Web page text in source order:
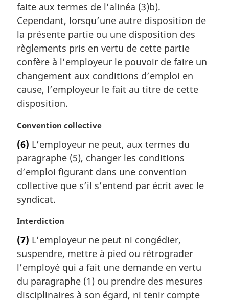
i
n
a
e
:
faite aux termes de l’alinéa (3)b).
Cependant, lorsqu’une autre disposition de
la présente partie ou une disposition des
règlements pris en vertu de cette partie
confère à l’employeur le pouvoir de faire un
changement aux conditions d’emploi en
cause, l’employeur le fait au titre de cette
disposition.
N
t
e
m
r
g
n
a
e
:
Convention collective
(6) L’employeur ne peut, aux termes du
paragraphe (5), changer les conditions
d’emploi figurant dans une convention
collective que s’il s’entend par écrit avec le
syndicat.
N
t
e
m
a
g
Interdiction
(7) L’employeur ne peut ni congédier,
suspendre, mettre à pied ou rétrograder
l’employé qui a fait une demande en vertu
du paragraphe (1) ou prendre des mesures
disciplinaires à son égard, ni tenir compte